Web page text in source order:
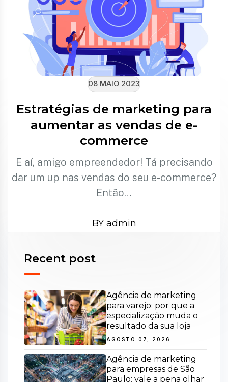
08 MAIO 2023
Estratégias de marketing para
aumentar as vendas de e-
commerce
E aí, amigo empreendedor! Tá precisando
dar um up nas vendas do seu e-commerce?
Então…
BY admin
Recent post
Agência de marketing
para varejo: por que a
especialização muda o
resultado da sua loja
AGOSTO 07, 2026
Agência de marketing
para empresas de São
Paulo: vale a pena olhar